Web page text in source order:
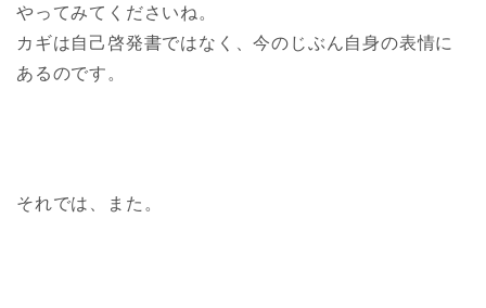
やってみてくださいね。
カギは自己啓発書ではなく、今のじぶん自身の表情に
あるのです。
それでは、また。